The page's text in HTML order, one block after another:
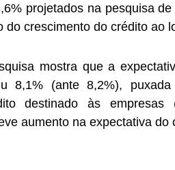
projetados na pesquisa
do crescimento do crédito ao
mostra que a
8,1% (ante 8,2%),
destinado às empresas
aumento na expectativa